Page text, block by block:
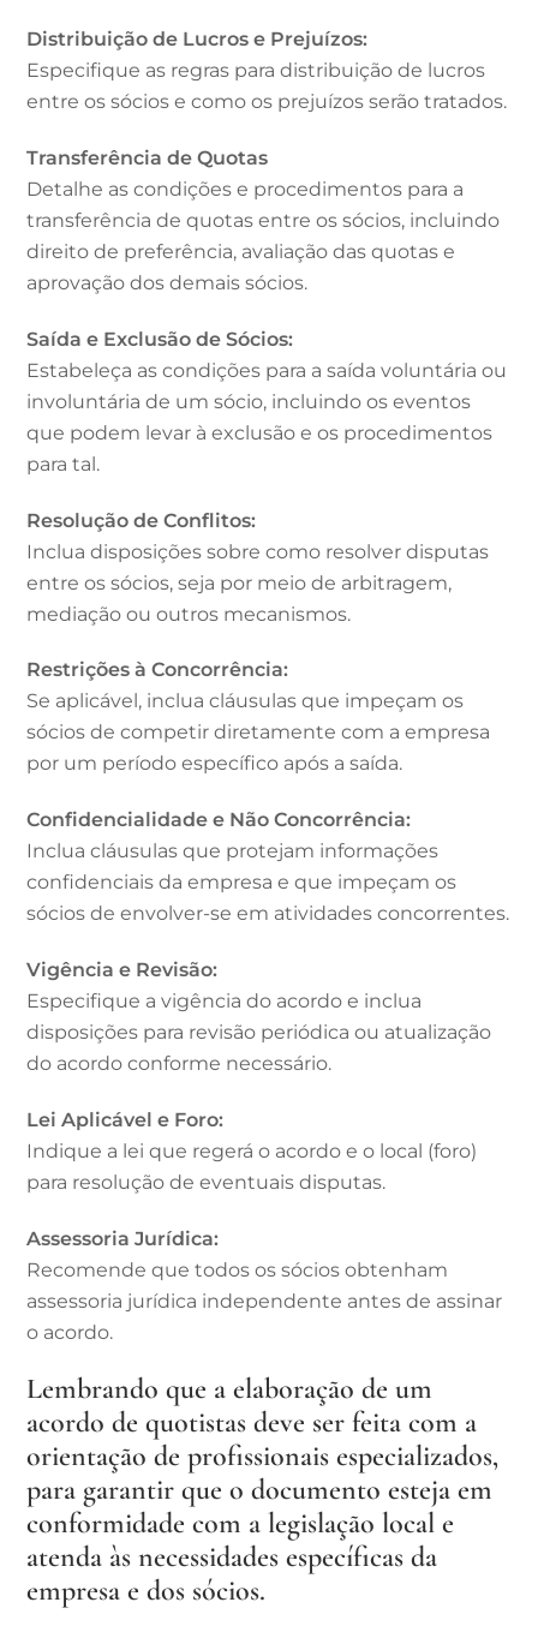
Distribuição de Lucros e Prejuízos:
Especifique as regras para distribuição de lucros
entre os sócios e como os prejuízos serão tratados.
Transferência de Quotas
Detalhe as condições e procedimentos para a
transferência de quotas entre os sócios, incluindo
direito de preferência, avaliação das quotas e
aprovação dos demais sócios.
Saída e Exclusão de Sócios:
Estabeleça as condições para a saída voluntária ou
involuntária de um sócio, incluindo os eventos
que podem levar à exclusão e os procedimentos
para tal.
Resolução de Conflitos:
Inclua disposições sobre como resolver disputas
entre os sócios, seja por meio de arbitragem,
mediação ou outros mecanismos.
Restrições à Concorrência:
Se aplicável, inclua cláusulas que impeçam os
sócios de competir diretamente com a empresa
por um período específico após a saída.
Confidencialidade e Não Concorrência:
Inclua cláusulas que protejam informações
confidenciais da empresa e que impeçam os
sócios de envolver-se em atividades concorrentes.
Vigência e Revisão:
Especifique a vigência do acordo e inclua
disposições para revisão periódica ou atualização
do acordo conforme necessário.
Lei Aplicável e Foro:
Indique a lei que regerá o acordo e o local (foro)
para resolução de eventuais disputas.
Assessoria Jurídica:
Recomende que todos os sócios obtenham
assessoria jurídica independente antes de assinar
o acordo.
Lembrando que a elaboração de um
acordo de quotistas deve ser feita com a
orientação de profissionais especializados,
para garantir que o documento esteja em
conformidade com a legislação local e
atenda às necessidades específicas da
empresa e dos sócios.